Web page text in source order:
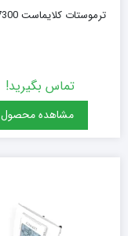
ترموستات کلایماست CLX 7300
تماس بگیرید!
مشاهده محصول